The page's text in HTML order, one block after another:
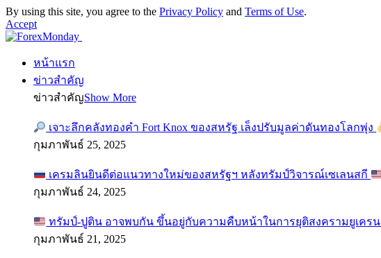
By using this site, you agree to the Privacy Policy and Terms of Use.
Accept
หน้าแรก
ข่าวสำคัญ
ข่าวสำคัญShow More
เจาะลึกคลังทองคำ Fort Knox ของสหรัฐ เล็งปรับมูลค่าดันทองโลกพุ่ง
กุมภาพันธ์ 25, 2025
เครมลินยินดีต่อแนวทางใหม่ของสหรัฐฯ หลังทรัมป์วิจารณ์เซเลนสกี
กุมภาพันธ์ 24, 2025
ทรัมป์-ปูติน อาจพบกัน ขึ้นอยู่กับความคืบหน้าในการยุติสงครามยูเครน
กุมภาพันธ์ 21, 2025